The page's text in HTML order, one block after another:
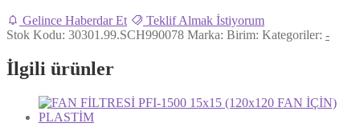
Gelince Haberdar Et
Teklif Almak İstiyorum
Stok Kodu: 30301.99.SCH990078 Marka: Birim: Kategoriler: -
İlgili ürünler